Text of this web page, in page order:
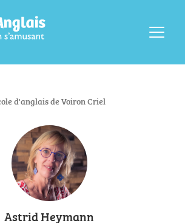
Menu
d'anglais de Voiron Criel
Astrid Heymann